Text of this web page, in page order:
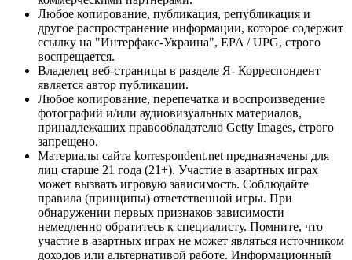
Любое копирование, публикация, републикация и
другое распространение информации, которое содержит
ссылку на "Интерфакс-Украина", EPA / UPG, строго
воспрещается.
Владелец веб-страницы в разделе Я- Корреспондент
является автор публикации.
Любое копирование, перепечатка и воспроизведение
фотографий и/или аудиовизуальных материалов,
принадлежащих правообладателю Getty Images, строго
запрещено.
Материалы сайта korrespondent.net предназначены для
лиц старше 21 года (21+). Участие в азартных играх
может вызвать игровую зависимость. Соблюдайте
правила (принципы) ответственной игры. При
обнаружении первых признаков зависимости
немедленно обратитесь к специалисту. Помните, что
участие в азартных играх не может являться источником
доходов или альтернативой работе. Информационный